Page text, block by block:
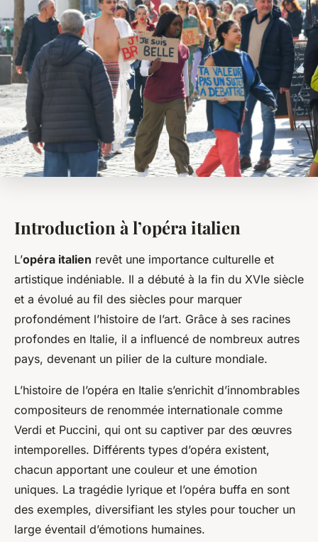
Introduction à l’opéra italien
L’opéra italien revêt une importance culturelle et
artistique indéniable. Il a débuté à la fin du XVIe siècle
et a évolué au fil des siècles pour marquer
profondément l’histoire de l’art. Grâce à ses racines
profondes en Italie, il a influencé de nombreux autres
pays, devenant un pilier de la culture mondiale.
L’histoire de l’opéra en Italie s’enrichit d’innombrables
compositeurs de renommée internationale comme
Verdi et Puccini, qui ont su captiver par des œuvres
intemporelles. Différents types d’opéra existent,
chacun apportant une couleur et une émotion
uniques. La tragédie lyrique et l’opéra buffa en sont
des exemples, diversifiant les styles pour toucher un
large éventail d’émotions humaines.